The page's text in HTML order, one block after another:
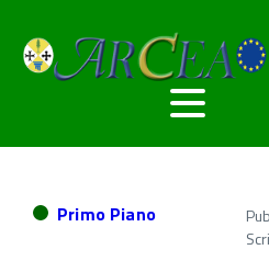
Primo Piano